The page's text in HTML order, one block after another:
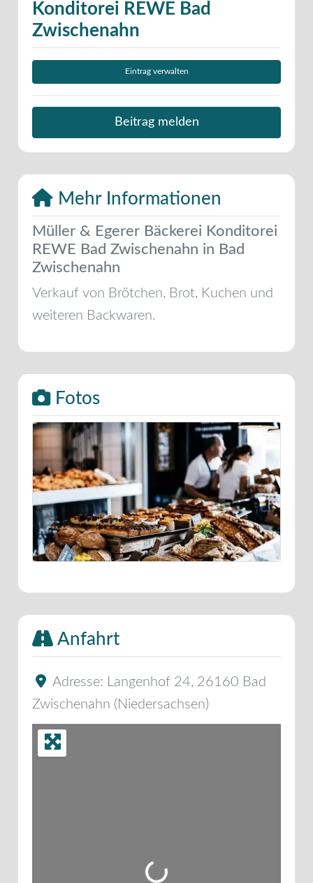
Konditorei REWE Bad
Zwischenahn
Eintrag verwalten
Beitrag melden
Mehr Informationen
Müller & Egerer Bäckerei Konditorei
REWE Bad Zwischenahn in Bad
Zwischenahn
Verkauf von Brötchen, Brot, Kuchen und
weiteren Backwaren.
Fotos
Anfahrt
Adresse: Langenhof 24, 26160 Bad
Zwischenahn ( Niedersachsen)
Wird geladen …